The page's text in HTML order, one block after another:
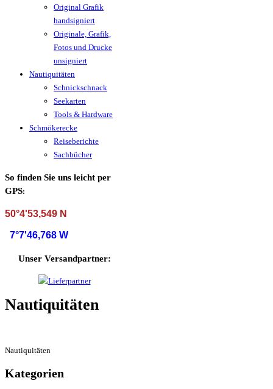
Original Grafik
handsigniert
Originale, Grafik,
Fotos und Drucke
unsigniert
Nautiquitäten
Schnickschnack
Seekarten
Tools & Hardware
Schmökerecke
Reiseberichte
Sachbücher
So finden Sie uns leicht per
GPS:
50°4'53,549 N
7°7'46,768 W
Unser Versandpartner:
Nautiquitäten
Nautiquitäten
Kategorien